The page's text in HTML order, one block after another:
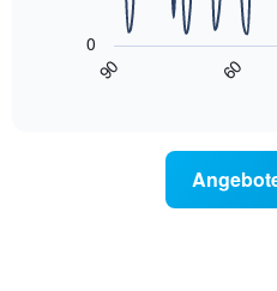
Wochentage
anzeigt.
Diagramm
90 60
0